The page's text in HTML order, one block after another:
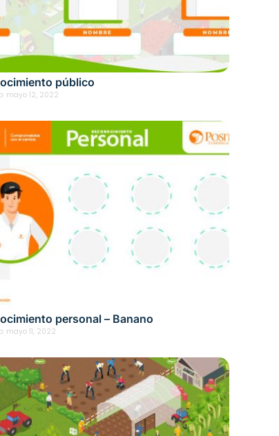
público
mayo 12, 2022
personal – Banano
mayo 11, 2022